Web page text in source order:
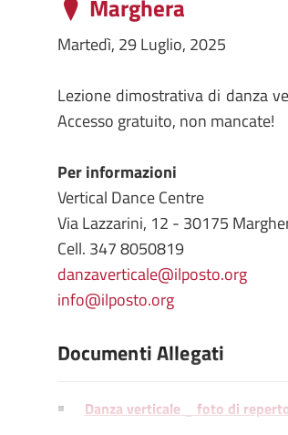
Marghera
Martedì, 29 Luglio, 2025
Lezione dimostrativa di danza
Accesso gratuito, non mancate!
Per informazioni
Vertical Dance Centre
Via Lazzarini, 12 - 30175
Cell. 347 8050819
danzaverticale@ilposto.org
info@ilposto.org
Documenti Allegati
Danza verticale _ foto di